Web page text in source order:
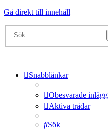
Gå direkt till innehåll
Snabblänkar
Obesvarade inlägg
Aktiva trådar
Sök